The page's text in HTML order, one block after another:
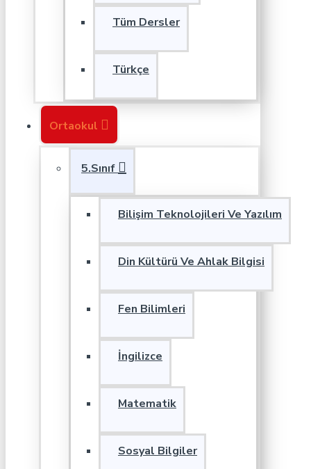
Tüm Dersler
Türkçe
Ortaokul
5.Sınıf
Bilişim Teknolojileri Ve Yazılım
Din Kültürü Ve Ahlak Bilgisi
Fen Bilimleri
İngilizce
Matematik
Sosyal Bilgiler